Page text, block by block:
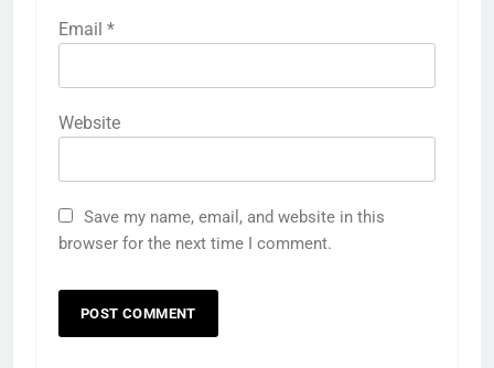
Email *
Website
Save my name, email, and website in this
browser for the next time I comment.